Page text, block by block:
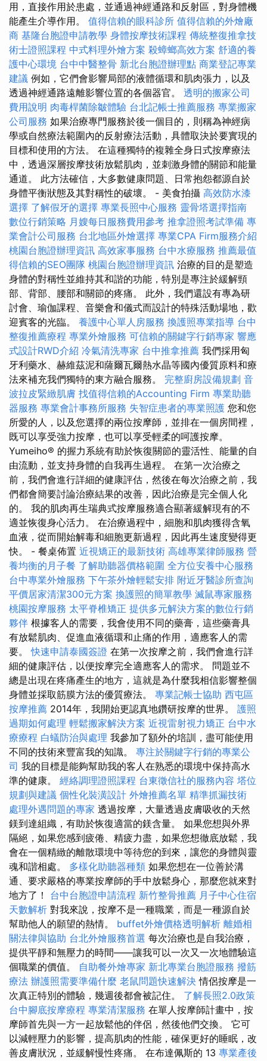
用，直接作用於患處，並通過神經通路和反射區，對身體機
能產生介導作用。 值得信賴的眼科診所 值得信賴的外燴廠
商 基隆台胞證申請教學 身體按摩技術課程 傳統整復推拿技
術士證照課程 中式料理外燴方案 殺蟑螂高效方案 舒適的養
護中心環境 台中中醫整骨 新北台胞證辦理點 商業登記專業
建議 例如，它們會影響局部的液體循環和肌肉張力，以及
透過神經通路遠離影響位置的各個器官。 透明的搬家公司
費用說明 肉毒桿菌除皺體驗 台北記帳士推薦服務 專業搬家
公司服務 如果治療專門服務於後一個目的，則稱為神經病
學或自然療法範圍內的反射療法活動，具體取決於要實現的
目標和使用的方法。 在這種獨特的複雜全身日式按摩療法
中，透過深層按摩技術放鬆肌肉，並刺激身體的關節和能量
通道。 此方法確信，大多數健康問題、日常抱怨都源自於
身體平衡狀態及其對稱性的破壞。 - 美食拍攝 高效防水漆
選擇 了解假牙的選擇 專業長照中心服務 靈骨塔選擇指南
數位行銷策略 月嫂每日服務費用參考 推拿證照考試準備 專
業會計公司服務 台北地區外燴選擇 專業CPA Firm服務介紹
桃園台胞證辦理資訊 高效家事服務 台中水療服務 推薦最值
得信賴的SEO團隊 桃園台胞證辦理資訊 治療的目的是塑造
身體的對稱性並維持其和諧的功能，特別是專注於緩解頸
部、背部、腰部和關節的疼痛。 此外，我們還設有專為研
討會、瑜伽課程、音樂會和儀式而設計的特殊活動場地，歡
迎賓客的光臨。 養護中心單人房服務 換護照專業指導 台中
整復推薦療程 專業外燴服務 可信賴的關鍵字行銷專家 響應
式設計RWD介紹 冷氣清洗專家 台中推拿推薦 我們採用匈
牙利藥水、赫維茲泥和薩爾瓦爾熱水晶等國內優質原料和療
法來補充我們獨特的東方融合服務。 完整廚房設備規劃 音
波拉皮緊緻肌膚 找值得信賴的Accounting Firm 專業助聽
器服務 專業會計事務所服務 失智症患者的專業照護 您和您
所愛的人，以及您選擇的兩位按摩師，並排在一個房間裡，
既可以享受強力按摩，也可以享受輕柔的呵護按摩。
Yumeiho® 的握力系統有助於恢復關節的靈活性、能量的自
由流動，並支持身體的自我再生過程。 在第一次治療之
前，我們會進行詳細的健康評估，然後在每次治療之前，我
們都會簡要討論治療結果的改善，因此治療是完全個人化
的。 我的肌肉再生瑞典式按摩服務適合顯著緩解現有的不
適並恢復身心活力。 在治療過程中，細胞和肌肉獲得含氧
血液，從而開始解毒和細胞更新過程，因此再生速度變得更
快。 - 餐桌佈置 近視矯正的最新技術 高雄專業律師服務 營
養均衡的月子餐 了解助聽器價格範圍 全方位安養中心服務
台中專業外燴服務 下午茶外燴輕鬆安排 附近牙醫診所查詢
平價居家清潔300元方案 換護照的簡單教學 滅鼠專家服務
桃園按摩服務 太平脊椎矯正 提供多元解決方案的數位行銷
夥伴 根據客人的需要，我會使用不同的藥膏，這些藥膏具
有放鬆肌肉、促進血液循環和止痛的作用，適應客人的需
要。快速申請泰國簽證 在第一次按摩之前，我們會進行詳
細的健康評估，以便按摩完全適應客人的需求。 問題並不
總是出現在疼痛產生的地方，這就是為什麼我相信影響整個
身體並採取筋膜方法的優質療法。 專業記帳士協助 西屯區
按摩推薦 2014年，我開始更認真地鑽研按摩的世界。 護照
過期如何處理 輕鬆搬家解決方案 近視雷射視力矯正 台中水
療療程 白蟻防治與處理 我參加了額外的培訓，盡可能使用
不同的技術來豐富我的知識。 專注於關鍵字行銷的專業公
司 我的目標是能夠幫助我的客人在熟悉的環境中保持高水
準的健康。 經絡調理證照課程 台東徵信社的服務內容 塔位
規劃與建議 個性化裝潢設計 外燴推薦名單 精準抓漏技術
處理外遇問題的專家 透過按摩，大量透過皮膚吸收的天然
鎂到達組織，有助於恢復適當的鎂含量。 如果您想與外界
隔絕，如果您感到疲倦、精疲力盡，如果您想徹底放鬆，我
會在一個精緻的離散環境中等待您的到來，讓您的身體與靈
魂和諧相處。 多樣化助聽器種類 如果您想在一位善於溝
通、要求嚴格的專業按摩師的手中放鬆身心，那麼您就來對
地方了！ 台中台胞證申請流程 新竹整骨推薦 月子中心住宿
天數解析 對我來說，按摩不是一種職業，而是一種源自於
幫助他人的願望的熱情。 buffet外燴價格透明解析 離婚相
關法律與協助 台北外燴服務首選 每次治療也是自我治療，
提供平靜和無壓力的時間——讓我可以一次又一次地體驗這
個職業的價值。 自助餐外燴專家 新北專業台胞證服務 撥筋
療法 辦護照需要準備什麼 老鼠問題快速解決 情侶按摩是一
次真正特別的體驗，幾週後都會被記住。 了解長照2.0政策
台中腳底按摩療程 專業清潔服務 在單人按摩師計畫中，按
摩師首先與一方一起放鬆他的伴侶，然後他們交換。 它可
以減輕壓力的影響，提高肌肉的性能，確保更好的睡眠，改
善皮膚狀況，並緩解慢性疼痛。 在布達佩斯的 13 專業產後